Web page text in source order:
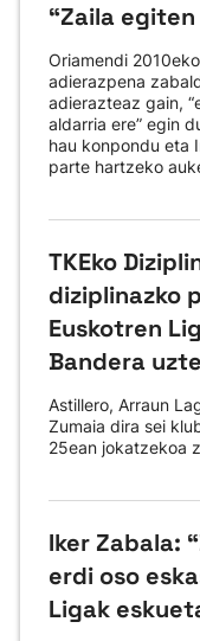
“Zaila
Oriamendi
adierazpena
adierazteaz gain,
aldarria ere” egin
hau konpondu eta
parte hartzeko
TKEko
diziplinazko
Euskotren
Bandera
Astillero, Arraun
Zumaia dira sei
25ean jokatzekoa
Iker Zabala:
erdi oso
Ligak